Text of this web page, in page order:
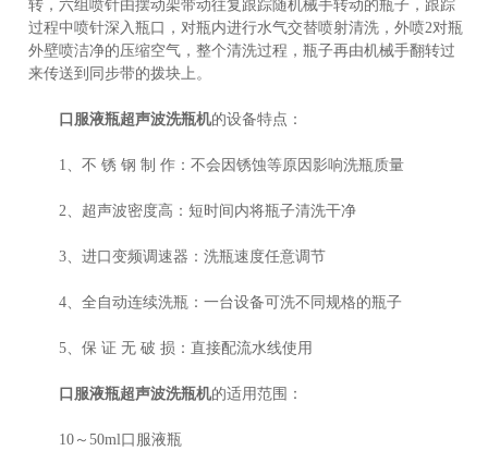
转，六组喷针由摆动架带动往复跟踪随机械手转动的瓶子，跟踪
过程中喷针深入瓶口，对瓶内进行水气交替喷射清洗，外喷2对瓶
外壁喷洁净的压缩空气，整个清洗过程，瓶子再由机械手翻转过
来传送到同步带的拨块上。
口服液瓶超声波洗瓶机的设备特点：
1、不 锈 钢 制 作：不会因锈蚀等原因影响洗瓶质量
2、超声波密度高：短时间内将瓶子清洗干净
3、进口变频调速器：洗瓶速度任意调节
4、全自动连续洗瓶：一台设备可洗不同规格的瓶子
5、保 证 无 破 损：直接配流水线使用
口服液瓶超声波洗瓶机的适用范围：
10～50ml口服液瓶